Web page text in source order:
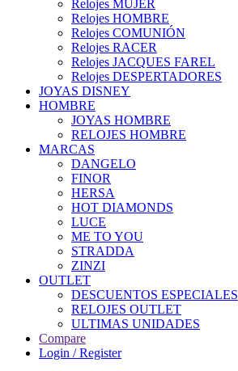
Relojes MUJER
Relojes HOMBRE
Relojes COMUNIÓN
Relojes RACER
Relojes JACQUES FAREL
Relojes DESPERTADORES
JOYAS DISNEY
HOMBRE
JOYAS HOMBRE
RELOJES HOMBRE
MARCAS
DANGELO
FINOR
HERSA
HOT DIAMONDS
LUCE
ME TO YOU
STRADDA
ZINZI
OUTLET
DESCUENTOS ESPECIALES
RELOJES OUTLET
ULTIMAS UNIDADES
Compare
Login / Register